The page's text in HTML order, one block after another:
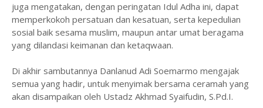
juga mengatakan, dengan peringatan Idul Adha ini, dapat
memperkokoh persatuan dan kesatuan, serta kepedulian
sosial baik sesama muslim, maupun antar umat beragama
yang dilandasi keimanan dan ketaqwaan.
Di akhir sambutannya Danlanud Adi Soemarmo mengajak
semua yang hadir, untuk menyimak bersama ceramah yang
akan disampaikan oleh Ustadz Akhmad Syaifudin, S.Pd.I.